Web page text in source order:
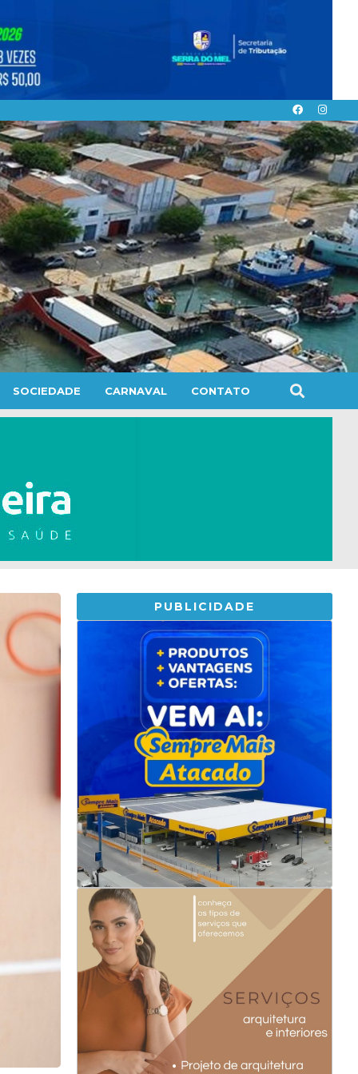
SOCIEDADE CARNAVAL CONTATO
PUBLICIDADE